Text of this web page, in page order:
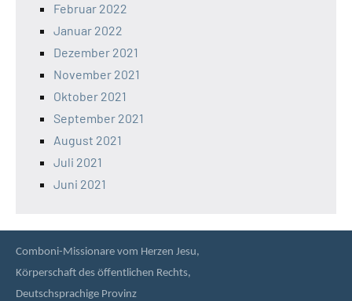
Februar 2022
Januar 2022
Dezember 2021
November 2021
Oktober 2021
September 2021
August 2021
Juli 2021
Juni 2021
Comboni-Missionare vom Herzen Jesu,
Körperschaft des öffentlichen Rechts,
Deutschsprachige Provinz